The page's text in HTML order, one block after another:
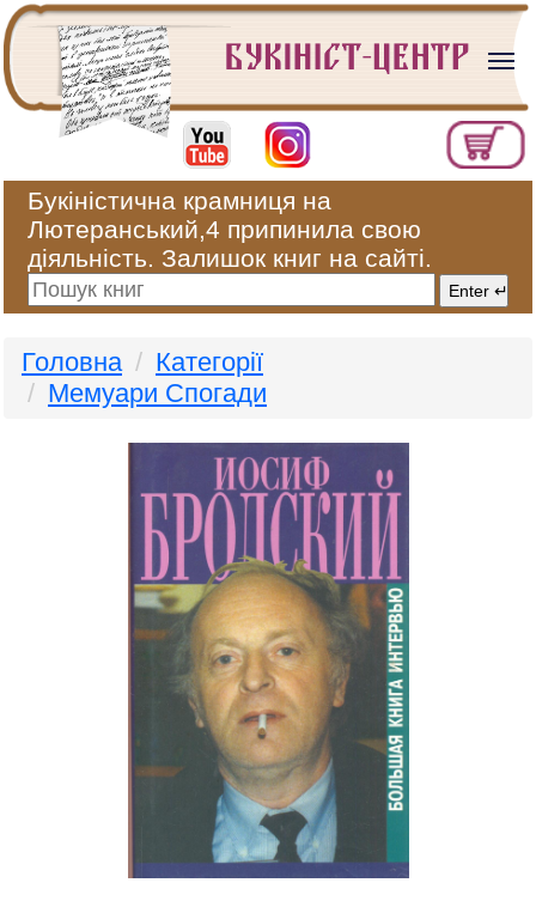
Букіністична крамниця на
Лютеранський,4 припинила свою
діяльність. Залишок книг на сайті.
Головна
Категорії
Мемуари Спогади